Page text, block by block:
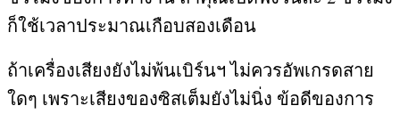
ก็ใช้เวลาประมาณเกือบสองเดือน
ถ้าเครื่องเสียงยังไม่พ้นเบิร์นฯ ไม่ควรอัพเกรดสาย
ใดๆ เพราะเสียงของซิสเต็มยังไม่นิ่ง ข้อดีของการ